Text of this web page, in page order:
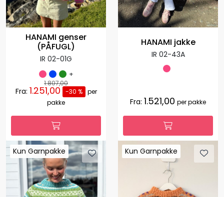
HANAMI genser
(PÅFUGL)
IR 02-01G
+
1.807,00
Fra: 1.251,00 -30 %
per
pakke
HANAMI jakke
IR 02-43A
Fra: 1.521,00 per pakke
Kun Garnpakke
Kun Garnpakke Kun Garnpakke
Kun Garnpakke